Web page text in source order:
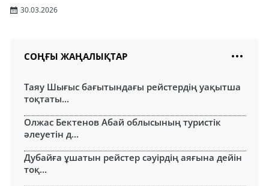
30.03.2026
СОҢҒЫ ЖАҢАЛЫҚТАР
Таяу Шығыс бағытындағы рейстердің уақытша
тоқтаты...
Олжас Бектенов Абай облысының туристік
әлеуетін д...
Дубайға ұшатын рейстер сәуірдің аяғына дейін
тоқ...